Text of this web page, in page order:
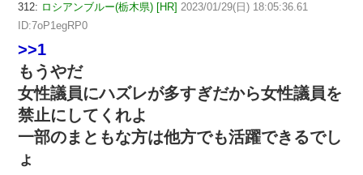
312: ロシアンブルー(栃木県) [HR] 2023/01/29(日) 18:05:36.61
ID:7oP1egRP0
>>1
もうやだ
女性議員にハズレが多すぎだから女性議員を
禁止にしてくれよ
一部のまともな方は他方でも活躍できるでし
ょ